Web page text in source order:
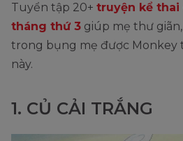
Tuyển tập 20+ truyện kể
tháng thứ 3 giúp mẹ thư
trong bụng mẹ được Monkey
này.
1. CỦ CẢI TRẮNG